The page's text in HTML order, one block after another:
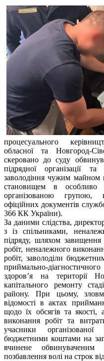
процесуального
обласної та Новгород-
скеровано до суду
підрядної організації
заволодіння чужим
становищем в особливо
організованою групою,
офіційних документів
366 КК України).
За даними слідства,
з із спільниками,
підряду, шляхом завищення
робіт, неналежного
робіт, заволоділи
приймально-
здоровʼя на території
капітального ремонту
району. При цьому,
відомості в актах
щодо їх обсягів та якості,
виконання робіт та
учасники
бюджетними коштами на
вчинене
позбавлення волі на строк